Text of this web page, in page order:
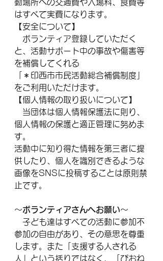
動場所への交通費や入場料、食費等
はすべて実費になります。
【安全について】
ボランティア登録していただく
と、活動サポート中の事故や傷害等
を補償してくれる
「＊印西市市民活動総合補償制度」
をご利用いただけます。
【個人情報の取り扱いについて】
当団体は個人情報保護法に則り、
個人情報の保護と適正管理に努めま
す。
活動中に知り得た情報を第三者に提
供したり、個人を識別できるような
画像をSNSに投稿することは原則禁
止です。
～ボランティアさんへお願い～
子ども達はすべての活動に参加不
参加の自由があり、その意思を尊重
します。また「支援する人される
人」という括りではなく、「ぴおね